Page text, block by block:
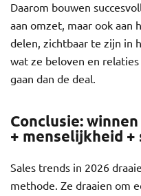
Daarom bouwen
aan omzet, maar ook aan
delen, zichtbaar te zijn in
wat ze beloven en
gaan dan de deal.
Conclusie:
+ menselijkheid
Sales trends in 2026
methode. Ze draaien om